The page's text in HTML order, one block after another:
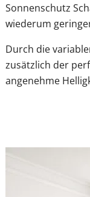
Sonnenschutz
wiederum
Durch die
zusätzlich der
angenehme